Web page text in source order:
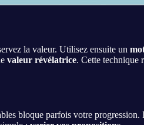
la valeur. Utilisez ensuite un
valeur révélatrice. Cette technique
bloque parfois votre progression.